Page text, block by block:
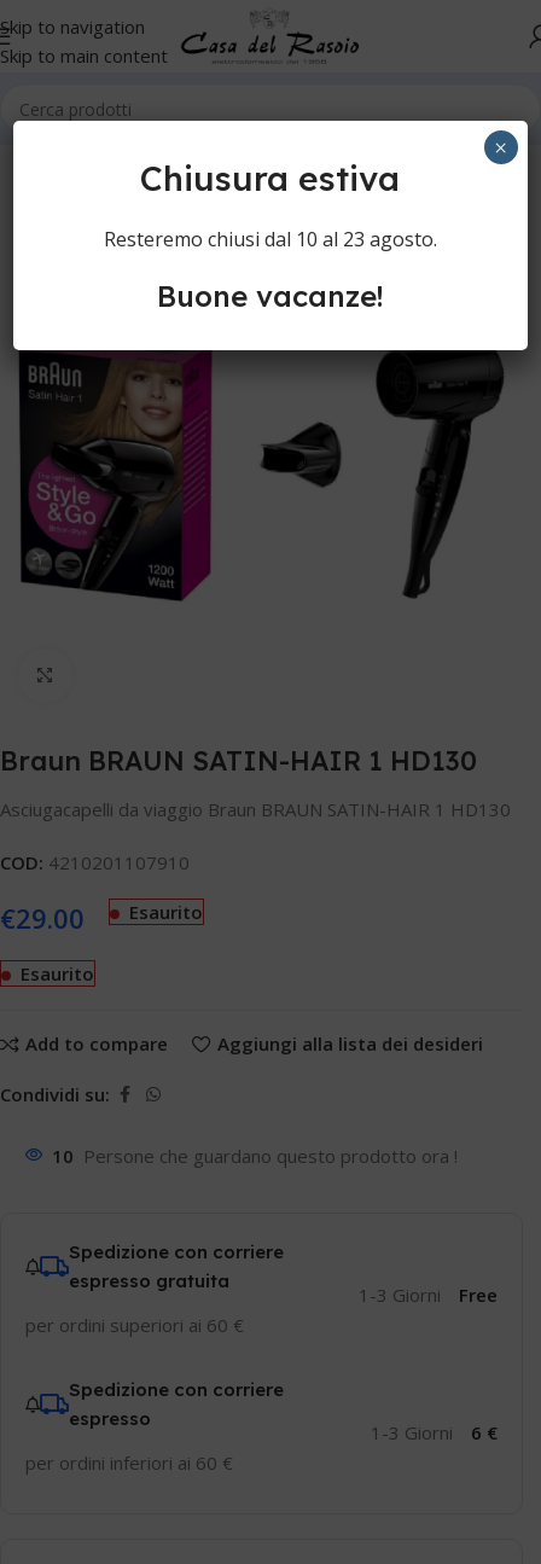
Skip to navigation
Skip to main content
Braun BRAUN SATIN-HAIR 1 HD130
Asciugacapelli da viaggio Braun BRAUN SATIN-HAIR 1 HD130
COD: 4210201107910
€29.00 Esaurito
Esaurito
Add to compare Aggiungi alla lista dei desideri
Condividi su:
10 Persone che guardano questo prodotto ora !
Spedizione con corriere
espresso gratuita
per ordini superiori ai 60 €
1-3 Giorni Free
Spedizione con corriere
espresso
per ordini inferiori ai 60 €
1-3 Giorni 6 €
Chiusura estiva
Resteremo chiusi dal 10 al 23 agosto.
Buone vacanze!
×